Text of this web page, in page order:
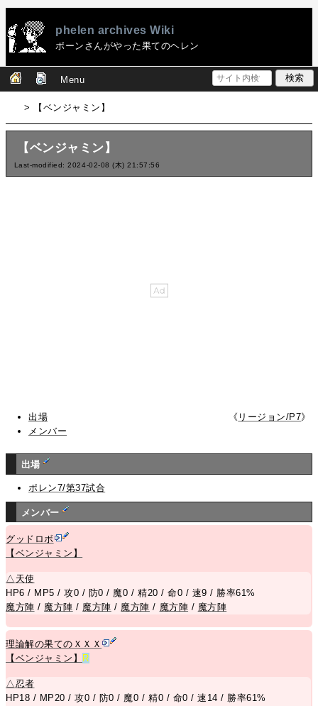
phelen archives Wiki
ポーンさんがやった果てのヘレン
Menu
> 【ベンジャミン】
【ベンジャミン】
Last-modified: 2024-02-08 (木) 21:57:56
出場
メンバー
《 リージョン/P7》
出場
ポレン7/第37試合
メンバー
グッドロボ
【ベンジャミン】
△ 天使
HP6 / MP5 / 攻0 / 防0 / 魔0 / 精20 / 命0 / 速9 / 勝率61%
魔方陣 / 魔方陣 / 魔方陣 / 魔方陣 / 魔方陣 / 魔方陣
理論解の果てのＸＸＸ
【ベンジャミン】
R
△忍者
HP18 / MP20 / 攻0 / 防0 / 魔0 / 精0 / 命0 / 速14 / 勝率61%